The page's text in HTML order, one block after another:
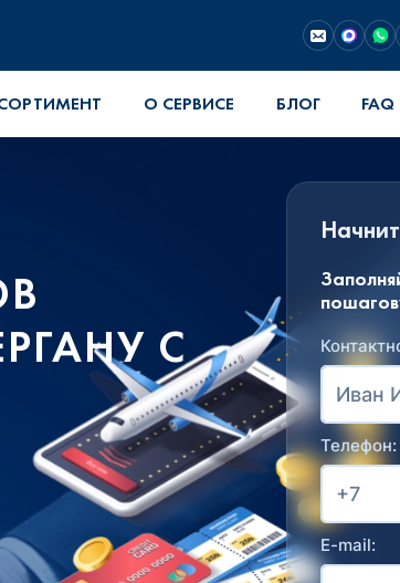
О СЕРВИСЕ БЛОГ FAQ
С
Телефон:
E-mail: